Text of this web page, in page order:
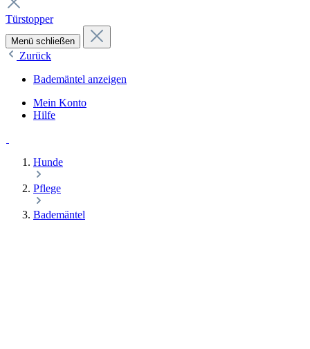
Türstopper
Menü schließen
Zurück
Bademäntel anzeigen
Mein Konto
Hilfe
Hunde
Pflege
Bademäntel